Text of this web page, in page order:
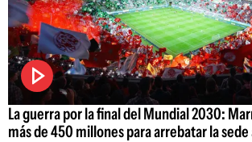
La guerra por la final del Mundial 2030:
más de 450 millones para arrebatar la sede